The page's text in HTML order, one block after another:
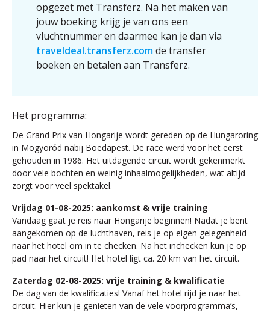
opgezet met Transferz. Na het maken van
jouw boeking krijg je van ons een
vluchtnummer en daarmee kan je dan via
traveldeal.transferz.comde transfer
boeken en betalen aan Transferz.
Het programma:
De Grand Prix van Hongarije wordt gereden op de Hungaroring
in Mogyoród nabij Boedapest. De race werd voor het eerst
gehouden in 1986. Het uitdagende circuit wordt gekenmerkt
door vele bochten en weinig inhaalmogelijkheden, wat altijd
zorgt voor veel spektakel.
Vrijdag 01-08-2025: aankomst & vrije training
Vandaag gaat je reis naar Hongarije beginnen! Nadat je bent
aangekomen op de luchthaven, reis je op eigen gelegenheid
naar het hotel om in te checken. Na het inchecken kun je op
pad naar het circuit! Het hotel ligt ca. 20 km van het circuit.
Zaterdag 02-08-2025: vrije training & kwalificatie
De dag van de kwalificaties! Vanaf het hotel rijd je naar het
circuit. Hier kun je genieten van de vele voorprogramma’s,